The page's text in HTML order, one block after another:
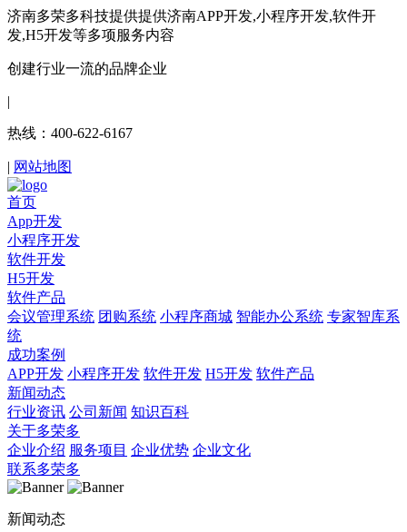
济南多荣多科技提供提供济南APP开发,小程序开发,软件开
发,H5开发等多项服务内容
创建行业一流的品牌企业
|
热线：400-622-6167
| 网站地图
首页
App开发
小程序开发
软件开发
H5开发
软件产品
会议管理系统 团购系统 小程序商城 智能办公系统 专家智库系
统
成功案例
APP开发 小程序开发 软件开发 H5开发 软件产品
新闻动态
行业资讯 公司新闻 知识百科
关于多荣多
企业介绍 服务项目 企业优势 企业文化
联系多荣多
新闻动态